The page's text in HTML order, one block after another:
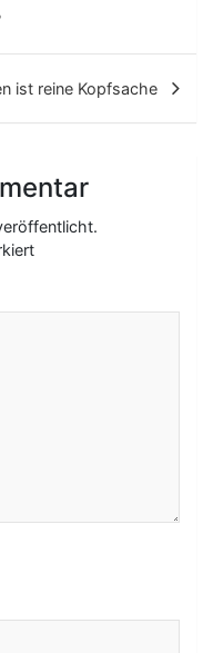
ist reine Kopfsache